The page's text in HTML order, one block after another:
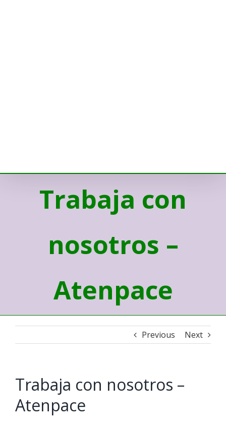
Trabaja con
nosotros –
Atenpace
Previous Next
Trabaja con nosotros –
Atenpace